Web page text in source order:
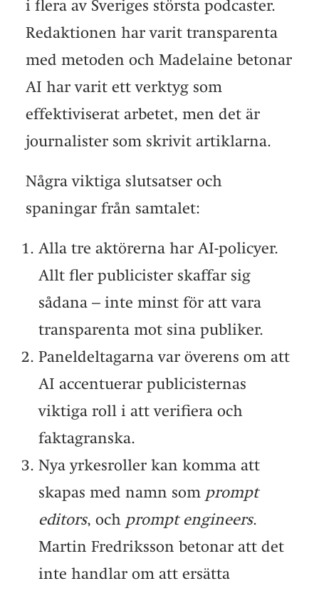
i flera av Sveriges största podcaster.
Redaktionen har varit transparenta
med metoden och Madelaine betonar
AI har varit ett verktyg som
effektiviserat arbetet, men det är
journalister som skrivit artiklarna.
Några viktiga slutsatser och
spaningar från samtalet:
Alla tre aktörerna har AI-policyer.
Allt fler publicister skaffar sig
sådana – inte minst för att vara
transparenta mot sina publiker.
Paneldeltagarna var överens om att
AI accentuerar publicisternas
viktiga roll i att verifiera och
faktagranska.
Nya yrkesroller kan komma att
skapas med namn som prompt
editors, och prompt engineers.
Martin Fredriksson betonar att det
inte handlar om att ersätta